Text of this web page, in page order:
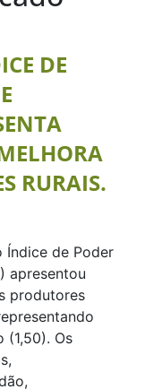
DE
RURAIS.
Índice de Poder
apresentou
produtores
(1,50). Os